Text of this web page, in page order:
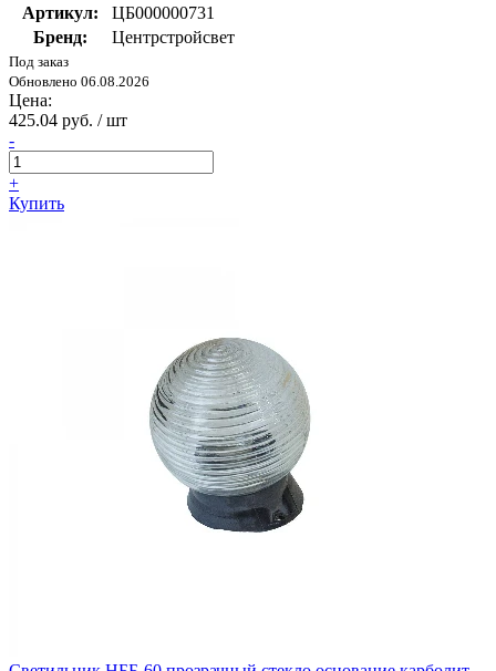
Артикул:
ЦБ000000731
Бренд:
Центрстройсвет
Под заказ
Обновлено 06.08.2026
Цена:
425.04 руб. / шт
-
+
Купить